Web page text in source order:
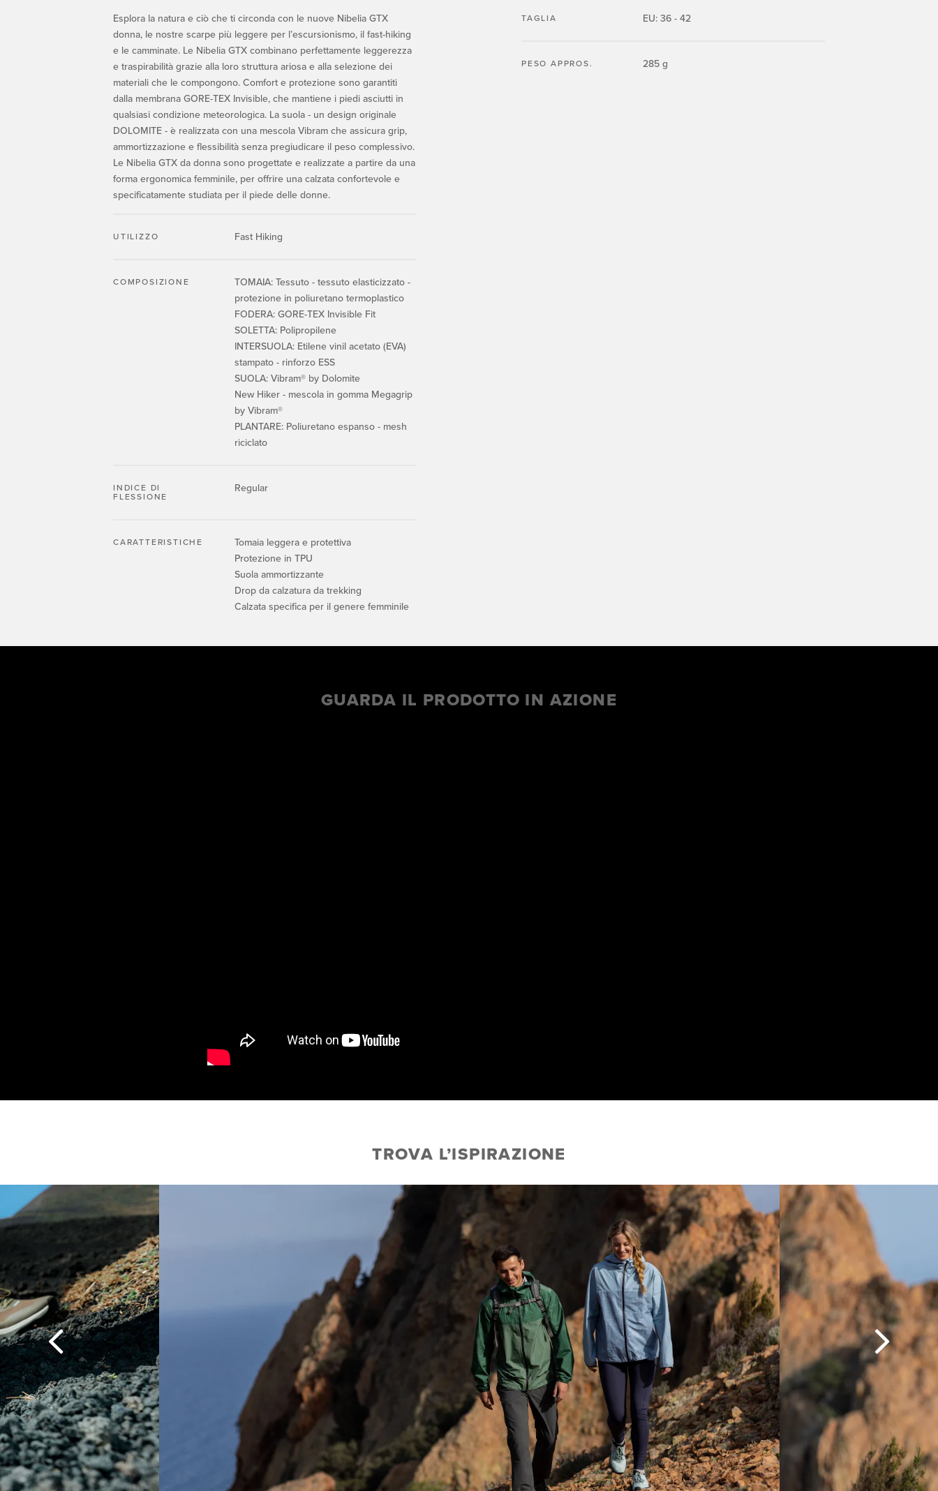
Esplora la natura e ciò che ti circonda con le nuove Nibelia GTX
donna, le nostre scarpe più leggere per l’escursionismo, il fast-hiking
e le camminate. Le Nibelia GTX combinano perfettamente leggerezza
e traspirabilità grazie alla loro struttura ariosa e alla selezione dei
materiali che le compongono. Comfort e protezione sono garantiti
dalla membrana GORE-TEX Invisible, che mantiene i piedi asciutti in
qualsiasi condizione meteorologica. La suola - un design originale
DOLOMITE - è realizzata con una mescola Vibram che assicura grip,
ammortizzazione e flessibilità senza pregiudicare il peso complessivo.
Le Nibelia GTX da donna sono progettate e realizzate a partire da una
forma ergonomica femminile, per offrire una calzata confortevole e
specificatamente studiata per il piede delle donne.
UTILIZZO Fast Hiking
COMPOSIZIONE
TOMAIA: Tessuto - tessuto elasticizzato -
protezione in poliuretano termoplastico
FODERA: GORE-TEX Invisible Fit
SOLETTA: Polipropilene
INTERSUOLA: Etilene vinil acetato (EVA)
stampato - rinforzo ESS
SUOLA: Vibram® by Dolomite
New Hiker - mescola in gomma Megagrip
by Vibram®
PLANTARE: Poliuretano espanso - mesh
riciclato
INDICE DI
FLESSIONE
Regular
CARATTERISTICHE
Tomaia leggera e protettiva
Protezione in TPU
Suola ammortizzante
Drop da calzatura da trekking
Calzata specifica per il genere femminile
TAGLIA EU: 36 - 42
PESO APPROS. 285 g
GUARDA IL PRODOTTO IN AZIONE
TROVA L’ISPIRAZIONE